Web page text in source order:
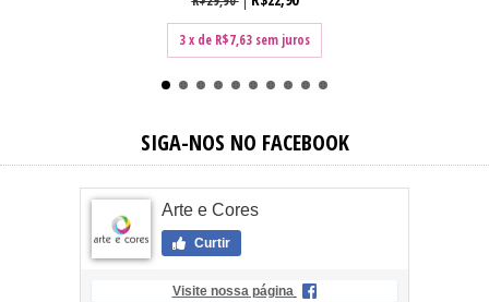
3x de R$7,63 sem juros
SIGA-NOS NO FACEBOOK
Arte e Cores
Curtir
Visite nossa página